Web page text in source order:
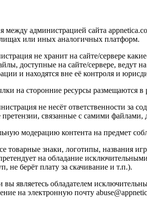
администрацией сайта
или иных аналогичных платформ.
не хранит на сайте/сервере
доступные на сайте/сервере,
и находятся вне её контроля и
на сторонние ресурсы
не несёт ответственности за
связанные с самими файлами,
модерацию контента на предмет
товарные знаки, логотипы, названия
на обладание
не берёт плату за скачивание и т.п.).
вы являетесь обладателем
на электронную почту